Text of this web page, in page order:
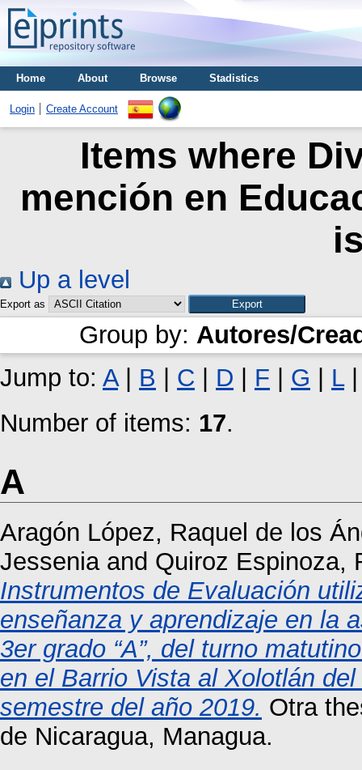
Home About Browse Stadistics
Login Create Account
Items where
mención en
Up a level
Export as
Group by: Autores/
Jump to: A| B C D F G L
Number of items: 17.
A
Aragón López, Raquel de los
Jesseniaand Quiroz Espinoza,
Instrumentos de Evaluación
enseñanza y aprendizaje en la
3er grado “A”, del turno
en el Barrio Vista al Xolotlán
semestre del año 2019. Otra
de Nicaragua, Managua.